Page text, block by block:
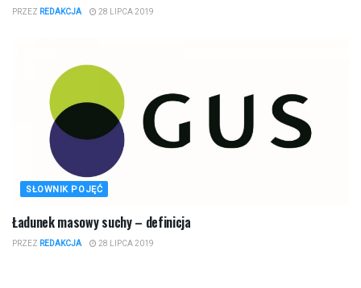
PRZEZ REDAKCJA 28 LIPCA 2019
SŁOWNIK POJĘĆ
Ładunek masowy suchy – definicja
PRZEZ REDAKCJA 28 LIPCA 2019